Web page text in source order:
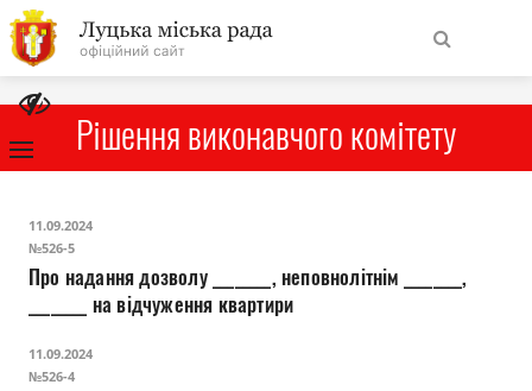
На
головну
Міська влада
Рішення виконавчого комітету
11.09.2024
№526-5
Про надання дозволу ________, неповнолітнім ________,
________ на відчуження квартири
11.09.2024
№526-4